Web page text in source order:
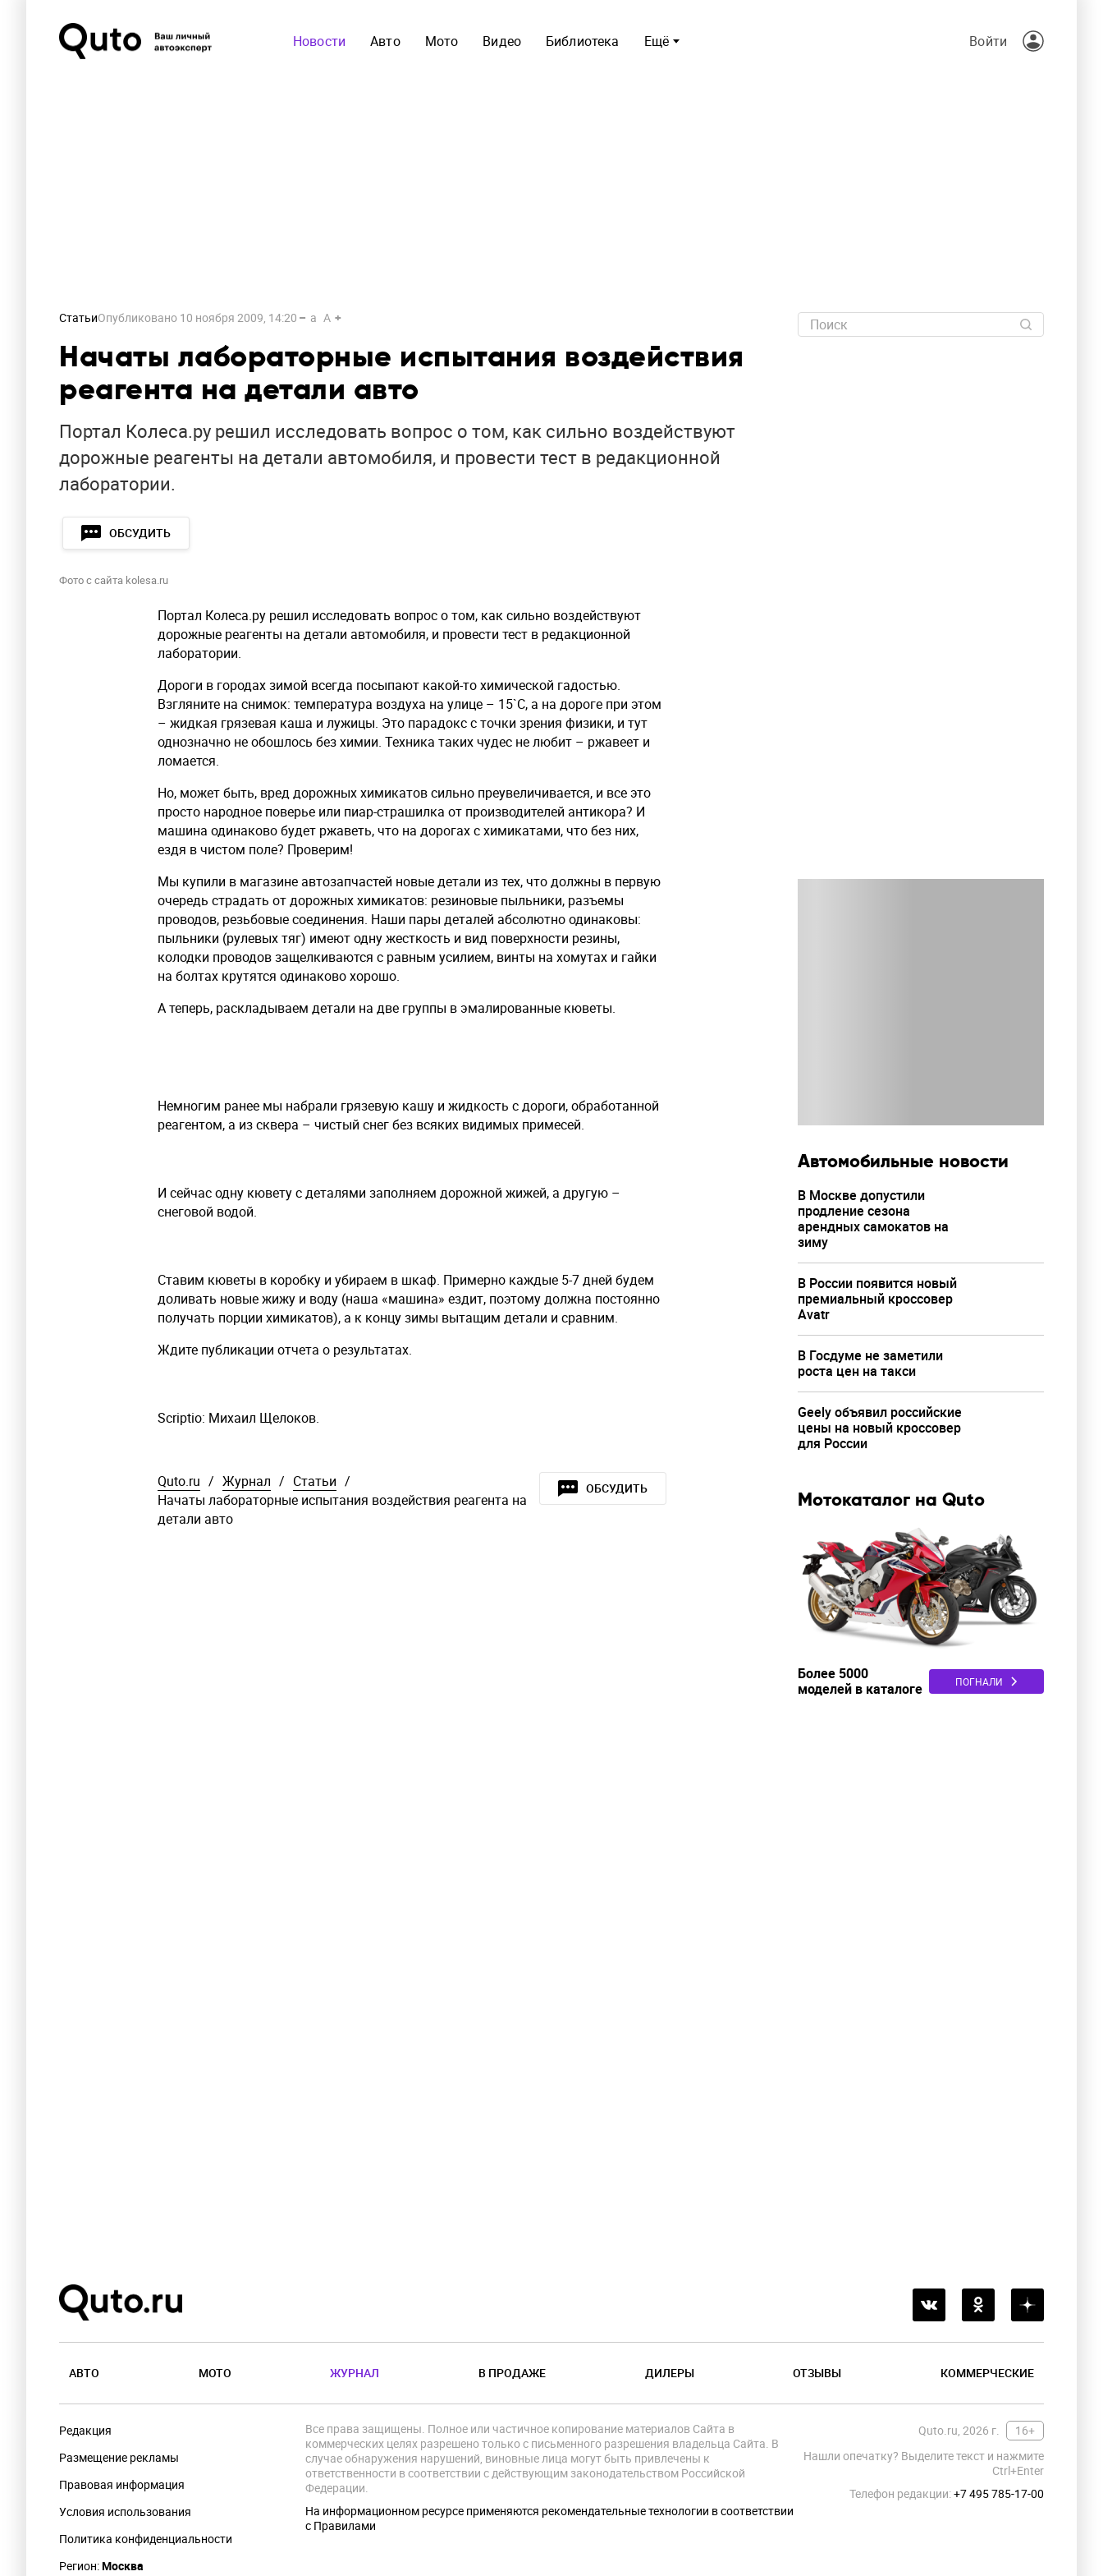
Ещё
Новости Авто Мото Видео Библиотека Войти
СтатьиОпубликовано 10 ноября 2009, 14:20 a A
Начаты лабораторные испытания воздействия
реагента на детали авто
Портал Колеса.ру решил исследовать вопрос о том, как сильно воздействуют
дорожные реагенты на детали автомобиля, и провести тест в редакционной
лаборатории.
ОБСУДИТЬ
Фото с сайта kolesa.ru
Портал Колеса.ру решил исследовать вопрос о том, как сильно воздействуют
дорожные реагенты на детали автомобиля, и провести тест в редакционной
лаборатории.
Дороги в городах зимой всегда посыпают какой-то химической гадостью.
Взгляните на снимок: температура воздуха на улице – 15`С, а на дороге при этом
– жидкая грязевая каша и лужицы. Это парадокс с точки зрения физики, и тут
однозначно не обошлось без химии. Техника таких чудес не любит – ржавеет и
ломается.
Но, может быть, вред дорожных химикатов сильно преувеличивается, и все это
просто народное поверье или пиар-страшилка от производителей антикора? И
машина одинаково будет ржаветь, что на дорогах с химикатами, что без них,
ездя в чистом поле? Проверим!
Мы купили в магазине автозапчастей новые детали из тех, что должны в первую
очередь страдать от дорожных химикатов: резиновые пыльники, разъемы
проводов, резьбовые соединения. Наши пары деталей абсолютно одинаковы:
пыльники (рулевых тяг) имеют одну жесткость и вид поверхности резины,
колодки проводов защелкиваются с равным усилием, винты на хомутах и гайки
на болтах крутятся одинаково хорошо.
А теперь, раскладываем детали на две группы в эмалированные кюветы.
Немногим ранее мы набрали грязевую кашу и жидкость с дороги, обработанной
реагентом, а из сквера – чистый снег без всяких видимых примесей.
И сейчас одну кювету с деталями заполняем дорожной жижей, а другую –
снеговой водой.
Ставим кюветы в коробку и убираем в шкаф. Примерно каждые 5-7 дней будем
доливать новые жижу и воду (наша «машина» ездит, поэтому должна постоянно
получать порции химикатов), а к концу зимы вытащим детали и сравним.
Ждите публикации отчета о результатах.
Scriptio: Михаил Щелоков.
ОБСУДИТЬ
Quto.ru / Журнал / Статьи /
Начаты лабораторные испытания воздействия реагента на
детали авто
Автомобильные новости
В Москве допустили
продление сезона
арендных самокатов на
зиму
В России появится новый
премиальный кроссовер
Avatr
В Госдуме не заметили
роста цен на такси
Geely объявил российские
цены на новый кроссовер
для России
Мотокаталог на Quto
Более 5000
моделей в каталоге
ПОГНАЛИ
АВТО МОТО ЖУРНАЛ В ПРОДАЖЕ ДИЛЕРЫ ОТЗЫВЫ КОММЕРЧЕСКИЕ
Редакция
Размещение рекламы
Правовая информация
Условия использования
Политика конфиденциальности
Регион:Москва
Quto.ru, 2026 г.
16+
Нашли опечатку? Выделите текст и нажмите
Ctrl+Enter
Телефон редакции:+7 495 785-17-00
Все права защищены. Полное или частичное копирование материалов Сайта в
коммерческих целях разрешено только с письменного разрешения владельца Сайта. В
случае обнаружения нарушений, виновные лица могут быть привлечены к
ответственности в соответствии с действующим законодательством Российской
Федерации.
На информационном ресурсе применяются рекомендательные технологии в соответствии
с Правилами